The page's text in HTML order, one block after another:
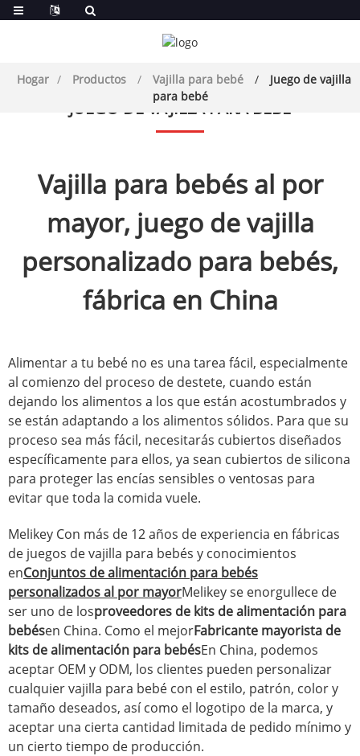
Hogar Productos Vajilla para bebé
Juego de vajilla
para bebé
JUEGO DE VAJILLA PARA BEBÉ
Vajilla para bebés al por
mayor, juego de vajilla
personalizado para bebés,
fábrica en China
Alimentar a tu bebé no es una tarea fácil, especialmente
al comienzo del proceso de destete, cuando están
dejando los alimentos a los que están acostumbrados y
se están adaptando a los alimentos sólidos. Para que su
proceso sea más fácil, necesitarás cubiertos diseñados
específicamente para ellos, ya sean cubiertos de silicona
para proteger las encías sensibles o ventosas para
evitar que toda la comida vuele.
Melikey Con más de 12 años de experiencia en fábricas
de juegos de vajilla para bebés y conocimientos
enConjuntos de alimentación para bebés
personalizados al por mayorMelikey se enorgullece de
ser uno de losproveedores de kits de alimentación para
bebésen China. Como el mejorFabricante mayorista de
kits de alimentación para bebésEn China, podemos
aceptar OEM y ODM, los clientes pueden personalizar
cualquier vajilla para bebé con el estilo, patrón, color y
tamaño deseados, así como el logotipo de la marca, y
aceptar una cierta cantidad limitada de pedido mínimo y
un cierto tiempo de producción.